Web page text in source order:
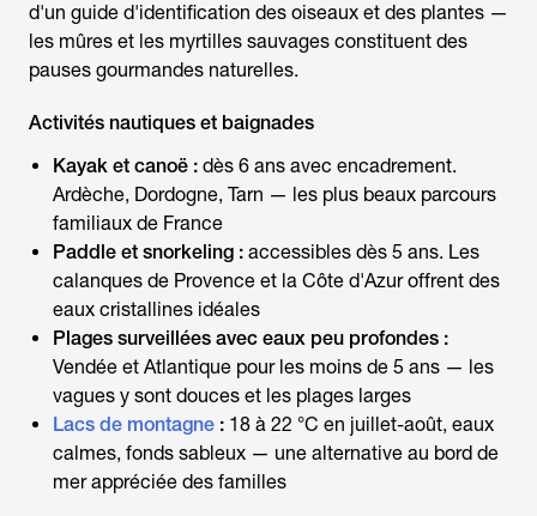
d'un guide d'identification des oiseaux et des plantes —
les mûres et les myrtilles sauvages constituent des
pauses gourmandes naturelles.
Activités nautiques et baignades
Kayak et canoë : dès 6 ans avec encadrement.
Ardèche, Dordogne, Tarn — les plus beaux parcours
familiaux de France
Paddle et snorkeling : accessibles dès 5 ans. Les
calanques de Provence et la Côte d'Azur offrent des
eaux cristallines idéales
Plages surveillées avec eaux peu profondes :
Vendée et Atlantique pour les moins de 5 ans — les
vagues y sont douces et les plages larges
Lacs de montagne : 18 à 22 °C en juillet-août, eaux
calmes, fonds sableux — une alternative au bord de
mer appréciée des familles